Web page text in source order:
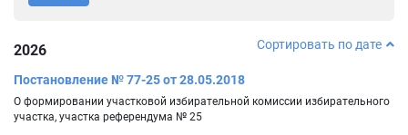
2026 Сортировать по дате
Постановление № 77-25 от 28.05.2018
О формировании участковой избирательной комиссии избирательного
участка, участка референдума № 25